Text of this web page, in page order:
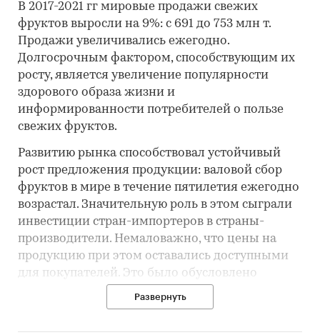
В 2017-2021 гг мировые продажи свежих
фруктов выросли на 9%: с 691 до 753 млн т.
Продажи увеличивались ежегодно.
Долгосрочным фактором, способствующим их
росту, является увеличение популярности
здорового образа жизни и
информированности потребителей о пользе
свежих фруктов.
Развитию рынка способствовал устойчивый
рост предложения продукции: валовой сбор
фруктов в мире в течение пятилетия ежегодно
возрастал. Значительную роль в этом сыграли
инвестиции стран-импортеров в страны-
производители. Немаловажно, что цены на
продукцию при этом оставались доступными
для покупателей. Это было обусловлено
нововведениями в логистике и технологиях
распределения, которые способствовали
Развернуть